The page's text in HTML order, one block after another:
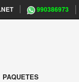
990386973
PAQUETES